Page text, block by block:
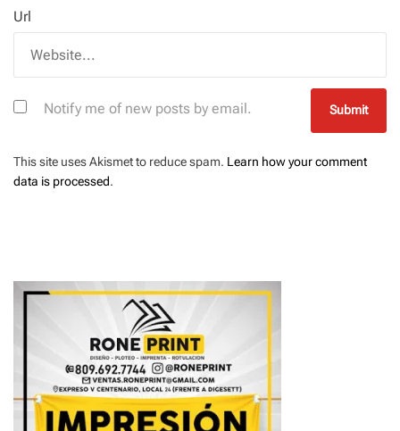
Url
Notify me of new posts by email.
This site uses Akismet to reduce spam. Learn how your comment
data is processed.